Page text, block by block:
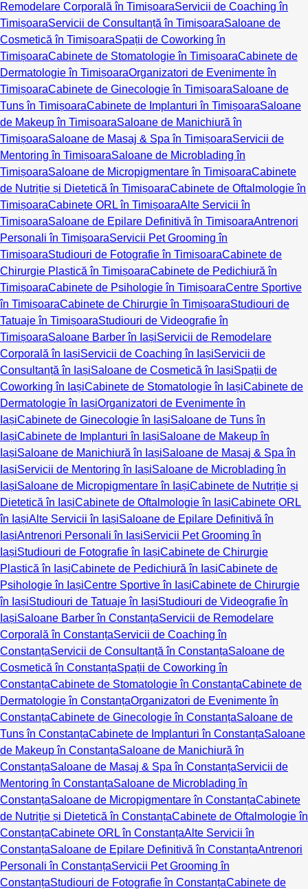
Remodelare Corporală în TimișoaraServicii de Coaching în
TimișoaraServicii de Consultanță în TimișoaraSaloane de
Cosmetică în TimișoaraSpații de Coworking în
TimișoaraCabinete de Stomatologie în TimișoaraCabinete de
Dermatologie în TimișoaraOrganizatori de Evenimente în
TimișoaraCabinete de Ginecologie în TimișoaraSaloane de
Tuns în TimișoaraCabinete de Implanturi în TimișoaraSaloane
de Makeup în TimișoaraSaloane de Manichiură în
TimișoaraSaloane de Masaj & Spa în TimișoaraServicii de
Mentoring în TimișoaraSaloane de Microblading în
TimișoaraSaloane de Micropigmentare în TimișoaraCabinete
de Nutriție și Dietetică în TimișoaraCabinete de Oftalmologie în
TimișoaraCabinete ORL în TimișoaraAlte Servicii în
TimișoaraSaloane de Epilare Definitivă în TimișoaraAntrenori
Personali în TimișoaraServicii Pet Grooming în
TimișoaraStudiouri de Fotografie în TimișoaraCabinete de
Chirurgie Plastică în TimișoaraCabinete de Pedichiură în
TimișoaraCabinete de Psihologie în TimișoaraCentre Sportive
în TimișoaraCabinete de Chirurgie în TimișoaraStudiouri de
Tatuaje în TimișoaraStudiouri de Videografie în
TimișoaraSaloane Barber în IașiServicii de Remodelare
Corporală în IașiServicii de Coaching în IașiServicii de
Consultanță în IașiSaloane de Cosmetică în IașiSpații de
Coworking în IașiCabinete de Stomatologie în IașiCabinete de
Dermatologie în IașiOrganizatori de Evenimente în
IașiCabinete de Ginecologie în IașiSaloane de Tuns în
IașiCabinete de Implanturi în IașiSaloane de Makeup în
IașiSaloane de Manichiură în IașiSaloane de Masaj & Spa în
IașiServicii de Mentoring în IașiSaloane de Microblading în
IașiSaloane de Micropigmentare în IașiCabinete de Nutriție și
Dietetică în IașiCabinete de Oftalmologie în IașiCabinete ORL
în IașiAlte Servicii în IașiSaloane de Epilare Definitivă în
IașiAntrenori Personali în IașiServicii Pet Grooming în
IașiStudiouri de Fotografie în IașiCabinete de Chirurgie
Plastică în IașiCabinete de Pedichiură în IașiCabinete de
Psihologie în IașiCentre Sportive în IașiCabinete de Chirurgie
în IașiStudiouri de Tatuaje în IașiStudiouri de Videografie în
IașiSaloane Barber în ConstanțaServicii de Remodelare
Corporală în ConstanțaServicii de Coaching în
ConstanțaServicii de Consultanță în ConstanțaSaloane de
Cosmetică în ConstanțaSpații de Coworking în
ConstanțaCabinete de Stomatologie în ConstanțaCabinete de
Dermatologie în ConstanțaOrganizatori de Evenimente în
ConstanțaCabinete de Ginecologie în ConstanțaSaloane de
Tuns în ConstanțaCabinete de Implanturi în ConstanțaSaloane
de Makeup în ConstanțaSaloane de Manichiură în
ConstanțaSaloane de Masaj & Spa în ConstanțaServicii de
Mentoring în ConstanțaSaloane de Microblading în
ConstanțaSaloane de Micropigmentare în ConstanțaCabinete
de Nutriție și Dietetică în ConstanțaCabinete de Oftalmologie în
ConstanțaCabinete ORL în ConstanțaAlte Servicii în
ConstanțaSaloane de Epilare Definitivă în ConstanțaAntrenori
Personali în ConstanțaServicii Pet Grooming în
ConstanțaStudiouri de Fotografie în ConstanțaCabinete de